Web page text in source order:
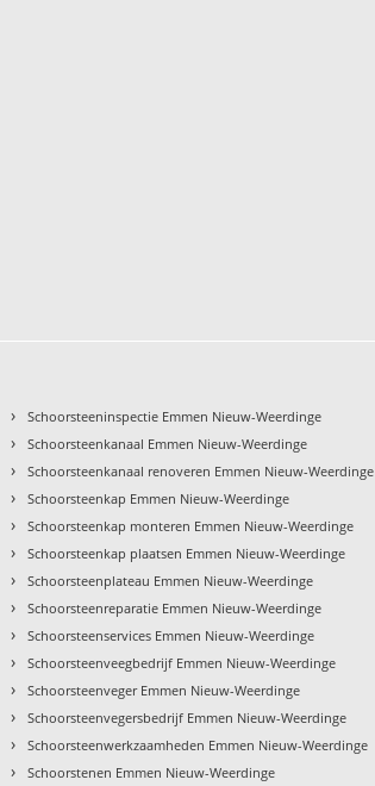
› Schoorsteeninspectie Emmen Nieuw-Weerdinge
› Schoorsteenkanaal Emmen Nieuw-Weerdinge
› Schoorsteenkanaal renoveren Emmen Nieuw-Weerdinge
› Schoorsteenkap Emmen Nieuw-Weerdinge
› Schoorsteenkap monteren Emmen Nieuw-Weerdinge
› Schoorsteenkap plaatsen Emmen Nieuw-Weerdinge
› Schoorsteenplateau Emmen Nieuw-Weerdinge
› Schoorsteenreparatie Emmen Nieuw-Weerdinge
› Schoorsteenservices Emmen Nieuw-Weerdinge
› Schoorsteenveegbedrijf Emmen Nieuw-Weerdinge
› Schoorsteenveger Emmen Nieuw-Weerdinge
› Schoorsteenvegersbedrijf Emmen Nieuw-Weerdinge
› Schoorsteenwerkzaamheden Emmen Nieuw-Weerdinge
› Schoorstenen Emmen Nieuw-Weerdinge